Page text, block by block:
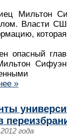
Мильтон
Власти
опасный
»
года